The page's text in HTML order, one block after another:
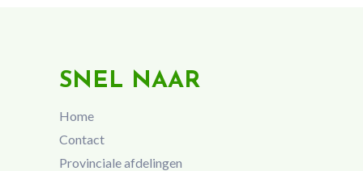
SNEL NAAR
Home
Contact
Provinciale afdelingen